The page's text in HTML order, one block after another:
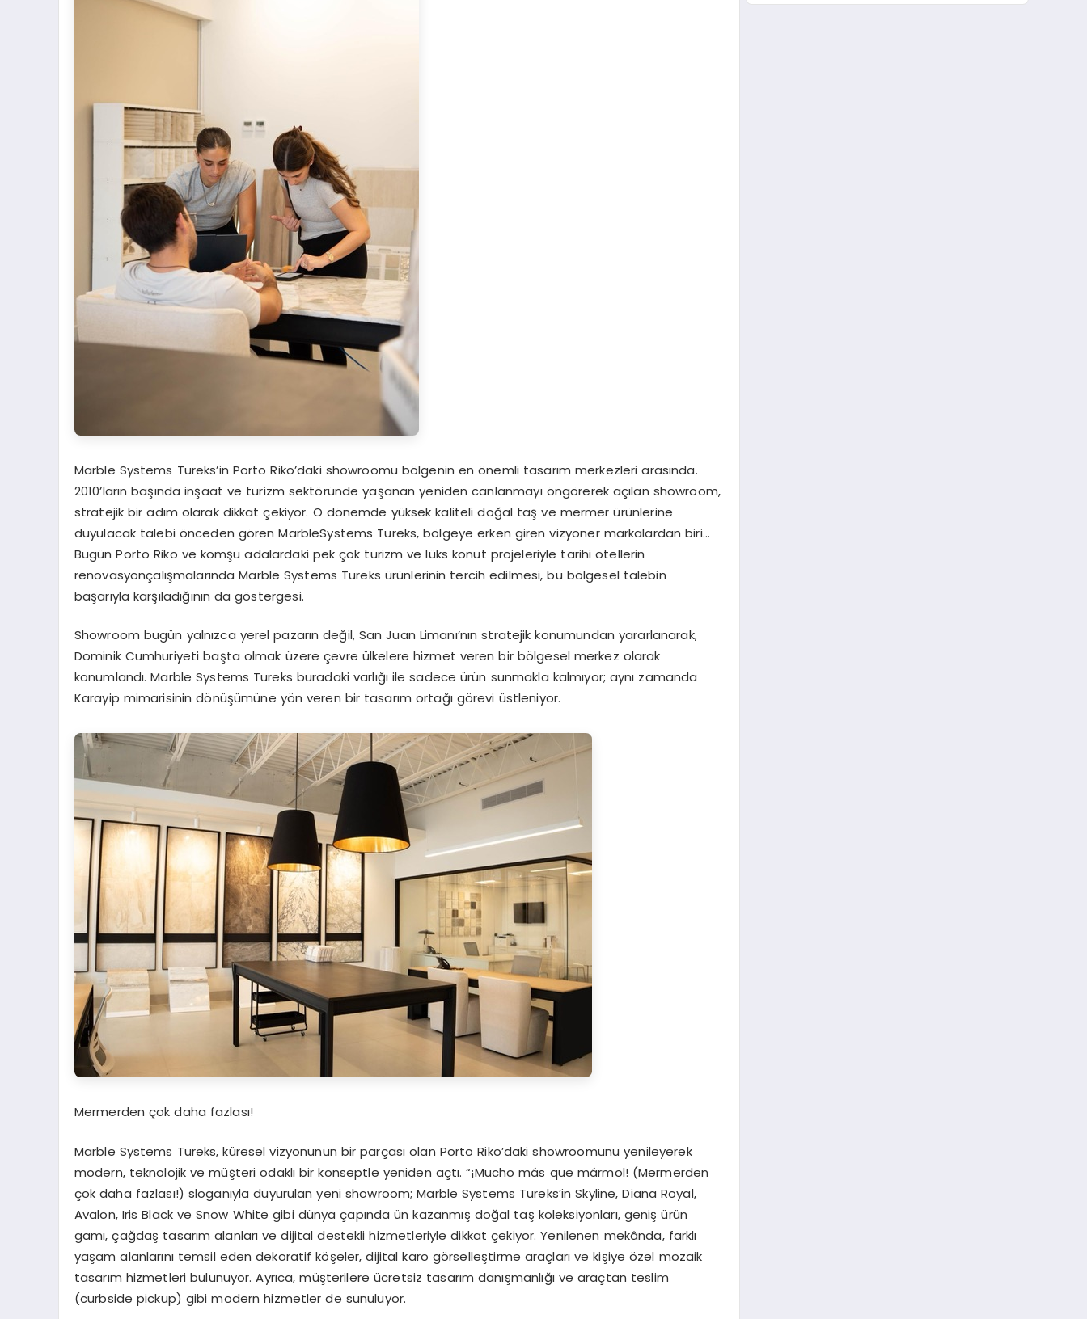
Marble Systems Tureks’in Porto Riko’daki showroomu bölgenin en önemli tasarım merkezleri arasında.
2010’ların başında inşaat ve turizm sektöründe yaşanan yeniden canlanmayı öngörerek açılan showroom,
stratejik bir adım olarak dikkat çekiyor. O dönemde yüksek kaliteli doğal taş ve mermer ürünlerine
duyulacak talebi önceden gören MarbleSystems Tureks, bölgeye erken giren vizyoner markalardan biri…
Bugün Porto Riko ve komşu adalardaki pek çok turizm ve lüks konut projeleriyle tarihi otellerin
renovasyonçalışmalarında Marble Systems Tureks ürünlerinin tercih edilmesi, bu bölgesel talebin
başarıyla karşıladığının da göstergesi.
Showroom bugün yalnızca yerel pazarın değil, San Juan Limanı’nın stratejik konumundan yararlanarak,
Dominik Cumhuriyeti başta olmak üzere çevre ülkelere hizmet veren bir bölgesel merkez olarak
konumlandı. Marble Systems Tureks buradaki varlığı ile sadece ürün sunmakla kalmıyor; aynı zamanda
Karayip mimarisinin dönüşümüne yön veren bir tasarım ortağı görevi üstleniyor.
Mermerden çok daha fazlası!
Marble Systems Tureks, küresel vizyonunun bir parçası olan Porto Riko’daki showroomunu yenileyerek
modern, teknolojik ve müşteri odaklı bir konseptle yeniden açtı. “¡Mucho más que mármol! (Mermerden
çok daha fazlası!) sloganıyla duyurulan yeni showroom; Marble Systems Tureks’in Skyline, Diana Royal,
Avalon, Iris Black ve Snow White gibi dünya çapında ün kazanmış doğal taş koleksiyonları, geniş ürün
gamı, çağdaş tasarım alanları ve dijital destekli hizmetleriyle dikkat çekiyor. Yenilenen mekânda, farklı
yaşam alanlarını temsil eden dekoratif köşeler, dijital karo görselleştirme araçları ve kişiye özel mozaik
tasarım hizmetleri bulunuyor. Ayrıca, müşterilere ücretsiz tasarım danışmanlığı ve araçtan teslim
(curbside pickup) gibi modern hizmetler de sunuluyor.